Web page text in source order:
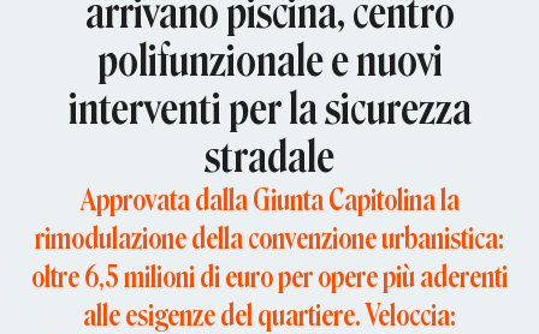
arrivano piscina, centro
polifunzionale e nuovi
interventi per la sicurezza
stradale
Approvata dalla Giunta Capitolina la
rimodulazione della convenzione urbanistica:
oltre 6,5 milioni di euro per opere più aderenti
alle esigenze del quartiere. Veloccia: